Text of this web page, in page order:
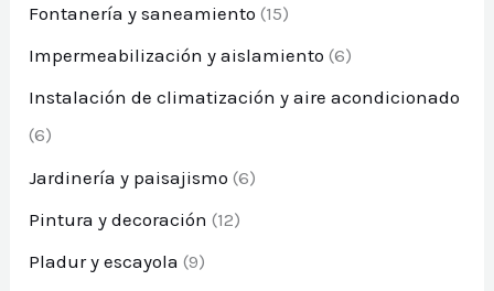
Fontanería y saneamiento (15)
Impermeabilización y aislamiento (6)
Instalación de climatización y aire acondicionado
(6)
Jardinería y paisajismo (6)
Pintura y decoración (12)
Pladur y escayola (9)